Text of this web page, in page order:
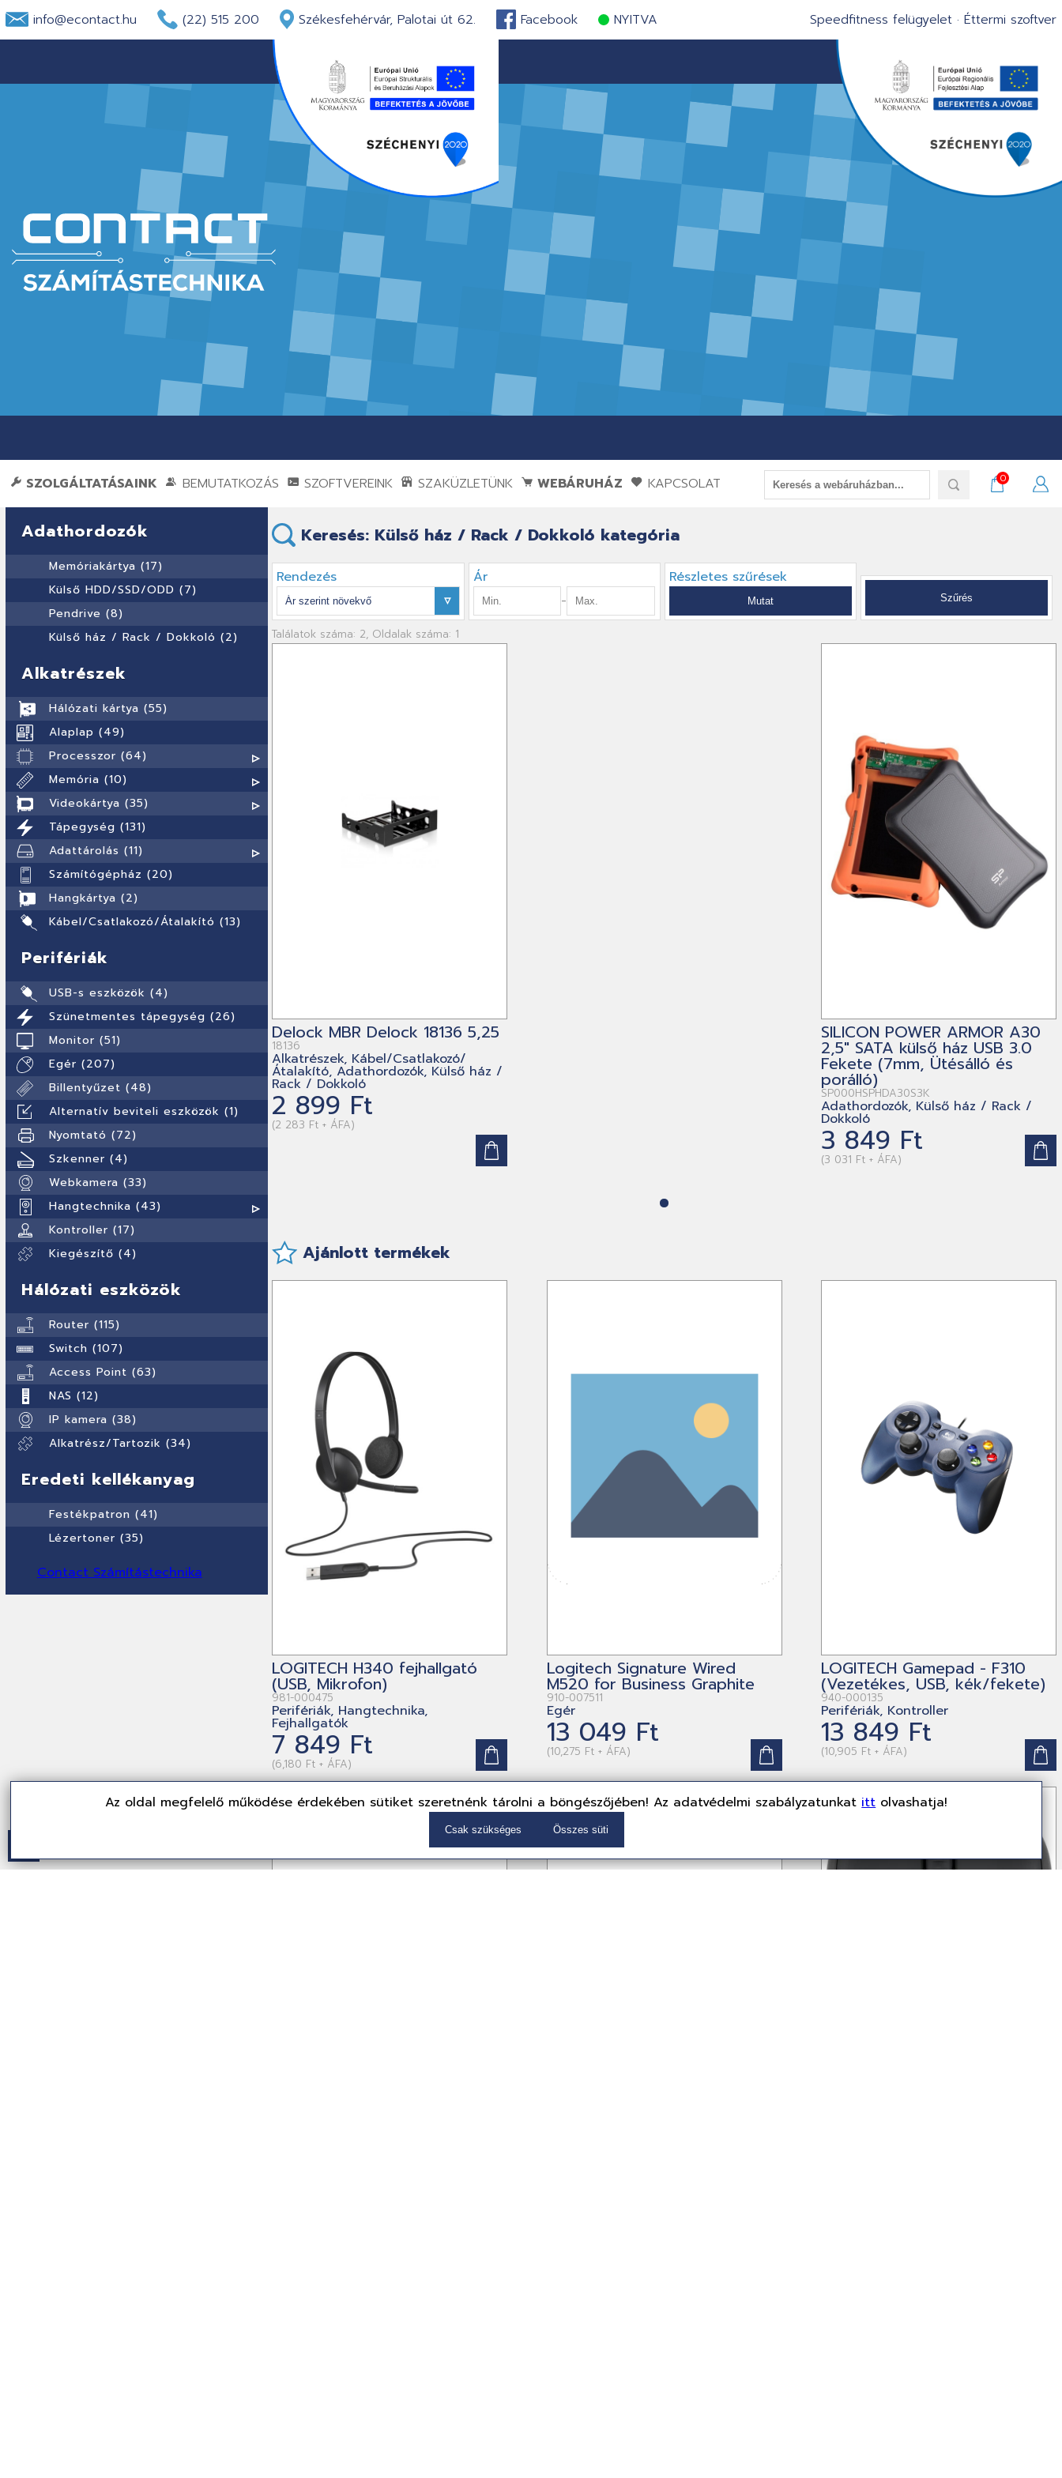
Az oldal megfelelő működése érdekében sütiket szeretnénk tárolni a böngészőjében! Az adatvédelmi szabályzatunkatittolvashatja!
Csak szükséges Összes süti
info@econtact.hu (22) 515 200 Székesfehérvár, Palotai út 62. Facebook NYITVA Speedfitness felügyelet ·Éttermi szoftver
SZOLGÁLTATÁSAINK BEMUTATKOZÁS SZOFTVEREINK SZAKÜZLETÜNK WEBÁRUHÁZ KAPCSOLAT 0
Adathordozók
Memóriakártya (17)
Külső HDD/SSD/ODD (7)
Pendrive (8)
Külső ház / Rack / Dokkoló (2)
Alkatrészek
Hálózati kártya (55)
Alaplap (49)
Processzor (64)
Memória (10)
Videokártya (35)
Tápegység (131)
Adattárolás (11)
Számítógépház (20)
Hangkártya (2)
Kábel/Csatlakozó/Átalakító (13)
Perifériák
USB-s eszközök (4)
Szünetmentes tápegység (26)
Monitor (51)
Egér (207)
Billentyűzet (48)
Alternatív beviteli eszközök (1)
Nyomtató (72)
Szkenner (4)
Webkamera (33)
Hangtechnika (43)
Kontroller (17)
Kiegészítő (4)
Hálózati eszközök
Router (115)
Switch (107)
Access Point (63)
NAS (12)
IP kamera (38)
Alkatrész/Tartozik (34)
Eredeti kellékanyag
Festékpatron (41)
Lézertoner (35)
Contact Számítástechnika
Keresés: Külső ház / Rack / Dokkoló kategória
Rendezés
Ár
-
Részletes szűrések
Találatok száma: 2, Oldalak száma: 1
Delock MBR Delock 18136 5,25
18136
Alkatrészek, Kábel/Csatlakozó/
Átalakító, Adathordozók, Külső ház /
Rack / Dokkoló
2 899 Ft
(2 283 Ft + ÁFA)
SILICON POWER ARMOR A30
2,5" SATA külső ház USB 3.0
Fekete (7mm, Ütésálló és
porálló)
SP000HSPHDA30S3K
Adathordozók, Külső ház / Rack /
Dokkoló
3 849 Ft
(3 031 Ft + ÁFA)
Ajánlott termékek
LOGITECH H340 fejhallgató
(USB, Mikrofon)
981-000475
Perifériák, Hangtechnika,
Fejhallgatók
7 849 Ft
(6,180 Ft + ÁFA)
Logitech Signature Wired
M520 for Business Graphite
910-007511
Egér
13 049 Ft
(10,275 Ft + ÁFA)
LOGITECH Gamepad - F310
(Vezetékes, USB, kék/fekete)
940-000135
Perifériák, Kontroller
13 849 Ft
(10,905 Ft + ÁFA)